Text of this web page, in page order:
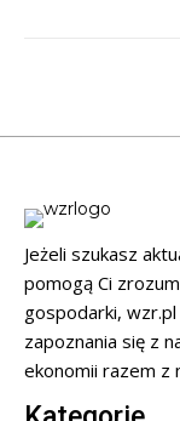
Jeżeli szukasz
pomogą Ci
gospodarki,
zapoznania się z
ekonomii razem z